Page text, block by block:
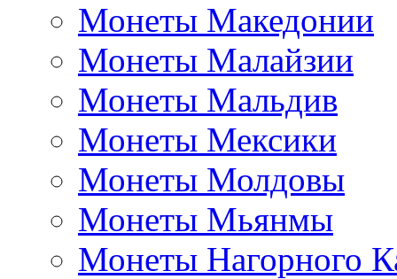
Монеты Македонии
Монеты Малайзии
Монеты Мальдив
Монеты Мексики
Монеты Молдовы
Монеты Мьянмы
Монеты Нагорного